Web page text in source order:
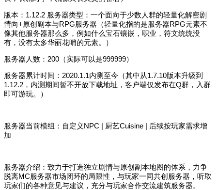
版本：1.12.2 服务器类型：一个面向于少数人群的轻量化解密剧
情向+原创副本与RPG服务器（轻量化指的是服务器RPG元素不
像其他服务器那么多，例如什么宝石镶嵌，职业，符文统统没
有，没有太多华丽花哨的元素。）
服务器人数：200（实际可以是999999）
服务器累计时间：2020.1.1内测至今（其中从1.7.10版本升级到
1.12.2，内测期间暂不开放下载地址，客户端仅发布在Q群，入群
即可游玩。）
服务器当前模组：自定义NPC | 厨艺Cuisine | 后续按玩家需求增
加
服务器介绍：致力于打造独立剧情与原创副本地图的体系，力争
脱离MC服务器市场闭环的局限性，与玩家一同共创服务器，听取
玩家们的各种意见与建议，充分与玩家合作交流建筑服务器。